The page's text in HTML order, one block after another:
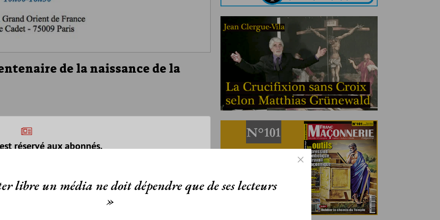
de la naissance de la
réservé aux abonnés.
ou LE DÉVERROUILLERGRATUITEMENT*
libre un média ne doit dépendre que de ses lecteurs
»